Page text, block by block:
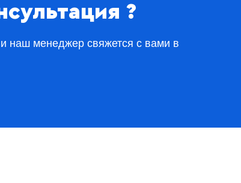
?
и наш менеджер свяжется с вами в